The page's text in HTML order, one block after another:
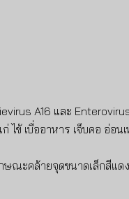
A16 และ
ข้ เบื่ออาหาร เจ็บคอ อ่อน
ณะคล้ายจุดขนาดเล็กสีแด